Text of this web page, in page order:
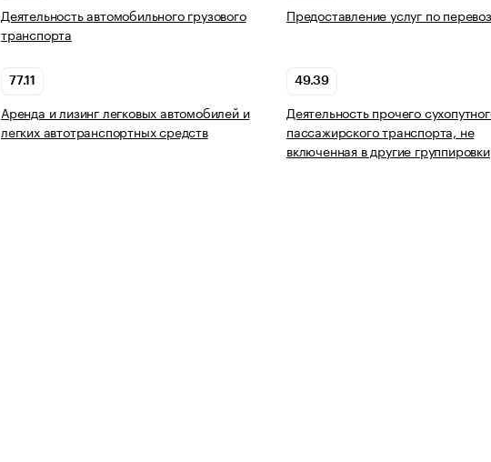
Деятельность автомобильного грузового
транспорта
Предоставление услуг по
77.11
Аренда и лизинг легковых автомобилей и
легких автотранспортных средств
49.39
Деятельность прочего
пассажирского транспорта, не
включенная в другие группировки